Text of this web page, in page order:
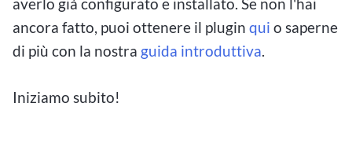
averlo già configurato e installato. Se non l'hai
ancora fatto, puoi ottenere il plugin qui o saperne
di più con la nostra guida introduttiva.
Iniziamo subito!